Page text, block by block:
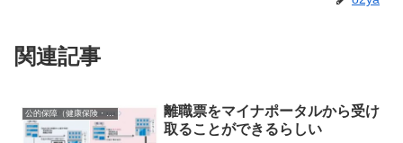
関連記事
公的保障（健康保険・年金・雇用保険・生活保護・災害時の補償）
離職票をマイナポータルから受け
取ることができるらしい